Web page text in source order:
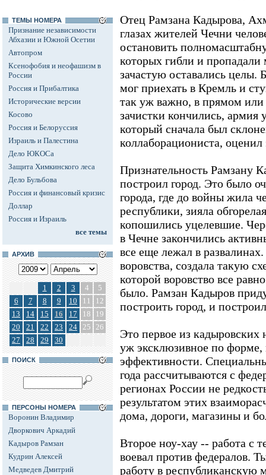
ТЕМЫ НОМЕРА
Признание независимости
Абхазии и Южной Осетии
Автопром
Ксенофобия и неофашизм в
России
Россия и Прибалтика
Исторические версии
Косово
Россия и Белоруссия
Израиль и Палестина
Дело ЮКОСа
Защита Химкинского леса
Дело Бульбова
Россия и финансовый кризис
Доллар
Россия и Израиль
все темы
АРХИВ
1 2 3 4
5
6
7 8 9 10 11
12
13
14 15 16 17 18
19
20
21 22 23 24 25 26
27
28 29 30
ПОИСК
ПЕРСОНЫ НОМЕРА
Воронин Владимир
Дворкович Аркадий
Кадыров Рамзан
Кудрин Алексей
Медведев Дмитрий
Отец Рамзана Кадырова,
глазах жителей Чечни
остановить
которых гибли и
зачастую оставались
мог приехать в Кремль и
так уж важно, в прямом
зачистки кончились,
который сначала был
коллаборациониста, оценил
Признательность Рамзану
построил город. Это было
города, где до войны жила
республики, зияла
копошились уцелевшие.
в Чечне закончились
все еще лежал в
воровства, создала такую
которой воровство все
было. Рамзан Кадыров
построить город, и
Это первое из кадыровских
уж эксклюзивное по форме,
эффективности.
года рассчитываются с
регионах России не
результатом этих
дома, дороги, магазины и
Второе ноу-хау -- работа с
воевал против федералов.
работу в